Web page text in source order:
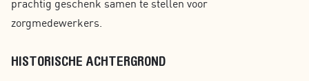
prachtig geschenk samen te stellen voor
zorgmedewerkers.
HISTORISCHE ACHTERGROND